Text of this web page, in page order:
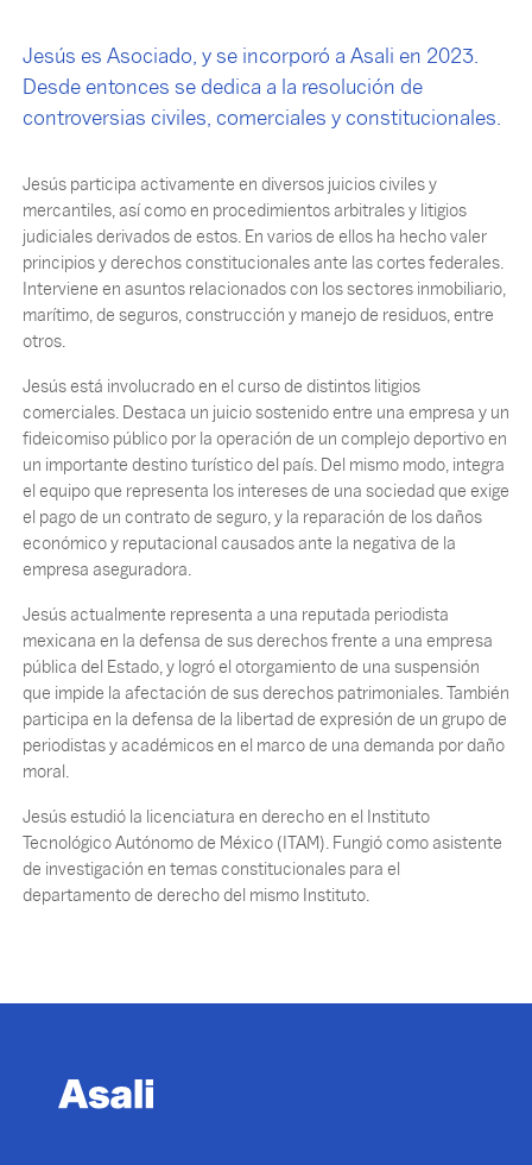
Jesús es Asociado, y se incorporó a Asali en 2023.
Desde entonces se dedica a la resolución de
controversias civiles, comerciales y constitucionales.
Jesús participa activamente en diversos juicios civiles y
mercantiles, así como en procedimientos arbitrales y litigios
judiciales derivados de estos. En varios de ellos ha hecho valer
principios y derechos constitucionales ante las cortes federales.
Interviene en asuntos relacionados con los sectores inmobiliario,
marítimo, de seguros, construcción y manejo de residuos, entre
otros.
Jesús está involucrado en el curso de distintos litigios
comerciales. Destaca un juicio sostenido entre una empresa y un
fideicomiso público por la operación de un complejo deportivo en
un importante destino turístico del país. Del mismo modo, integra
el equipo que representa los intereses de una sociedad que exige
el pago de un contrato de seguro, y la reparación de los daños
económico y reputacional causados ante la negativa de la
empresa aseguradora.
Jesús actualmente representa a una reputada periodista
mexicana en la defensa de sus derechos frente a una empresa
pública del Estado, y logró el otorgamiento de una suspensión
que impide la afectación de sus derechos patrimoniales. También
participa en la defensa de la libertad de expresión de un grupo de
periodistas y académicos en el marco de una demanda por daño
moral.
Jesús estudió la licenciatura en derecho en el Instituto
Tecnológico Autónomo de México (ITAM). Fungió como asistente
de investigación en temas constitucionales para el
departamento de derecho del mismo Instituto.